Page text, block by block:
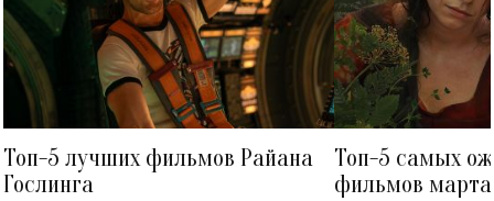
Топ-5 лучших фильмов Райана
Гослинга
Топ-5 самых
фильмов